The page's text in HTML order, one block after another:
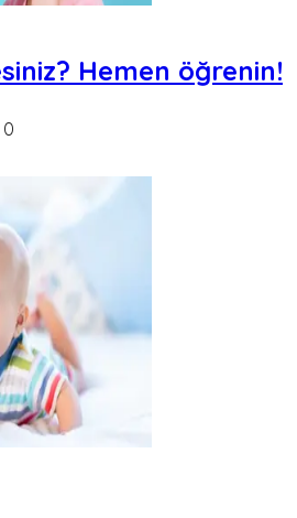
Hemen öğrenin!
0